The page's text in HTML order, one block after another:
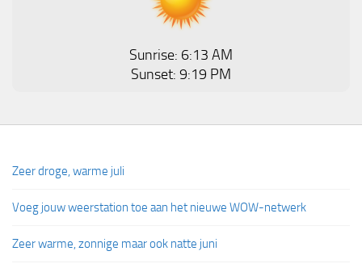
Sunrise: 6:13 AM
Sunset: 9:19 PM
Zeer droge, warme juli
Voeg jouw weerstation toe aan het nieuwe WOW-netwerk
Zeer warme, zonnige maar ook natte juni